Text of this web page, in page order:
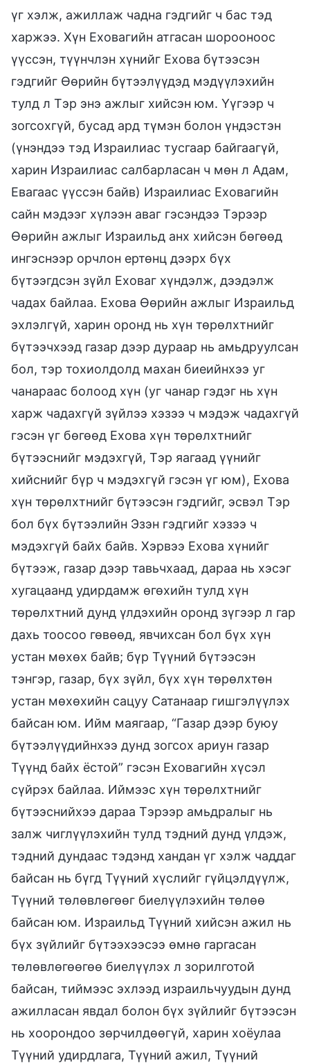
үг хэлж, ажиллаж чадна гэдгийг ч бас тэд
харжээ. Хүн Еховагийн атгасан шорооноос
үүссэн, түүнчлэн хүнийг Ехова бүтээсэн
гэдгийг Өөрийн бүтээлүүдэд мэдүүлэхийн
тулд л Тэр энэ ажлыг хийсэн юм. Үүгээр ч
зогсохгүй, бусад ард түмэн болон үндэстэн
(үнэндээ тэд Израилиас тусгаар байгаагүй,
харин Израилиас салбарласан ч мөн л Адам,
Евагаас үүссэн байв) Израилиас Еховагийн
сайн мэдээг хүлээн аваг гэсэндээ Тэрээр
Өөрийн ажлыг Израильд анх хийсэн бөгөөд
ингэснээр орчлон ертөнц дээрх бүх
бүтээгдсэн зүйл Еховаг хүндэлж, дээдэлж
чадах байлаа. Ехова Өөрийн ажлыг Израильд
эхлэлгүй, харин оронд нь хүн төрөлхтнийг
бүтээчхээд газар дээр дураар нь амьдруулсан
бол, тэр тохиолдолд махан биеийнхээ уг
чанараас болоод хүн (уг чанар гэдэг нь хүн
харж чадахгүй зүйлээ хэзээ ч мэдэж чадахгүй
гэсэн үг бөгөөд Ехова хүн төрөлхтнийг
бүтээснийг мэдэхгүй, Тэр яагаад үүнийг
хийснийг бүр ч мэдэхгүй гэсэн үг юм), Ехова
хүн төрөлхтнийг бүтээсэн гэдгийг, эсвэл Тэр
бол бүх бүтээлийн Эзэн гэдгийг хэзээ ч
мэдэхгүй байх байв. Хэрвээ Ехова хүнийг
бүтээж, газар дээр тавьчхаад, дараа нь хэсэг
хугацаанд удирдамж өгөхийн тулд хүн
төрөлхтний дунд үлдэхийн оронд зүгээр л гар
дахь тоосоо гөвөөд, явчихсан бол бүх хүн
устан мөхөх байв; бүр Түүний бүтээсэн
тэнгэр, газар, бүх зүйл, бүх хүн төрөлхтөн
устан мөхөхийн сацуу Сатанаар гишгэлүүлэх
байсан юм. Ийм маягаар, “Газар дээр буюу
бүтээлүүдийнхээ дунд зогсох ариун газар
Түүнд байх ёстой” гэсэн Еховагийн хүсэл
сүйрэх байлаа. Иймээс хүн төрөлхтнийг
бүтээснийхээ дараа Тэрээр амьдралыг нь
залж чиглүүлэхийн тулд тэдний дунд үлдэж,
тэдний дундаас тэдэнд хандан үг хэлж чаддаг
байсан нь бүгд Түүний хүслийг гүйцэлдүүлж,
Түүний төлөвлөгөөг биелүүлэхийн төлөө
байсан юм. Израильд Түүний хийсэн ажил нь
бүх зүйлийг бүтээхээсээ өмнө гаргасан
төлөвлөгөөгөө биелүүлэх л зорилготой
байсан, тиймээс эхлээд израильчуудын дунд
ажилласан явдал болон бүх зүйлийг бүтээсэн
нь хоорондоо зөрчилдөөгүй, харин хоёулаа
Түүний удирдлага, Түүний ажил, Түүний